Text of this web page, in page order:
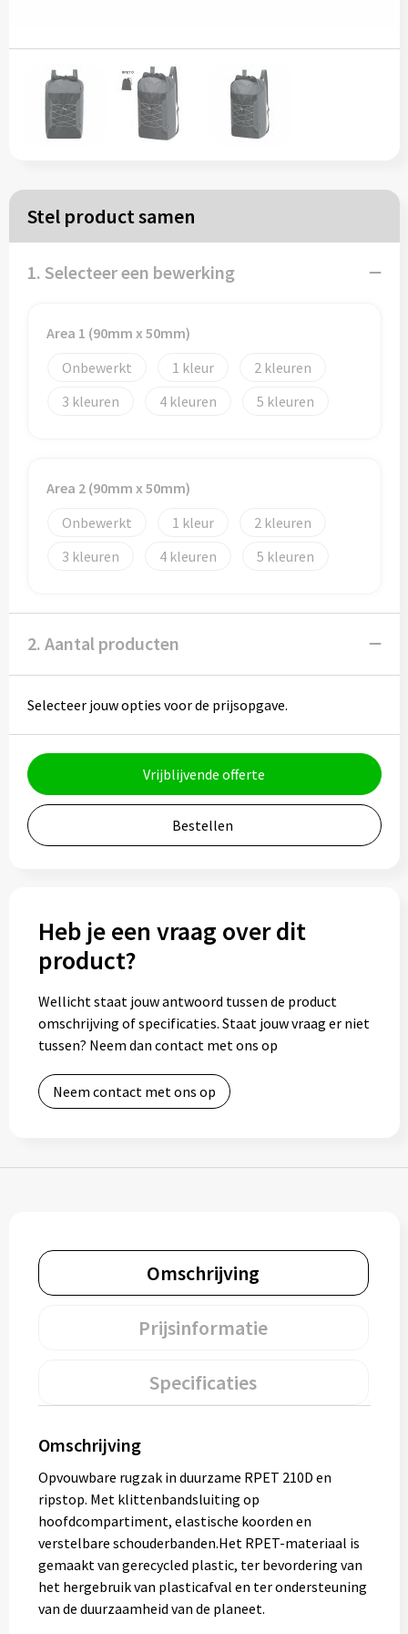
Reistassen
Zakelijk
Schoudertassen
Schrijf & papierwaren
Balpennen
Merken
Zelfklevende memo's
Eten & drinken
Bidons
Drinkflessen
Thermosflessen
Thermosbekers
Glazen
Klassieke paraplu's
Opvouwbare paraplu's
Divers
Technologie
Vrije tijd
Stel product samen
1. Selecteer een bewerking
Area 1 (90mm x 50mm)
Onbewerkt
1
2
3
4 5
Area 2 (90mm x 50mm)
Onbewerkt
1
2
3
4 5
2. Aantal producten
Selecteer jouw opties voor de prijsopgave.
Vrijblijvende offerte
Bestellen
Heb je een vraag over dit
product?
Wellicht staat jouw antwoord tussen de product
omschrijving of specificaties. Staat jouw vraag er niet
tussen? Neem dan contact met ons op
Neem contact met ons op
Omschrijving
Prijsinformatie
Specificaties
Omschrijving
Opvouwbare rugzak in duurzame RPET 210D en
ripstop. Met klittenbandsluiting op
hoofdcompartiment, elastische koorden en
verstelbare schouderbanden.Het RPET-materiaal is
gemaakt van gerecycled plastic, ter bevordering van
het hergebruik van plasticafval en ter ondersteuning
van de duurzaamheid van de planeet.